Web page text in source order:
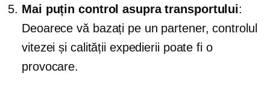
Mai puțin control asupra transportului:
Deoarece vă bazați pe un partener, controlul
vitezei și calității expedierii poate fi o
provocare.